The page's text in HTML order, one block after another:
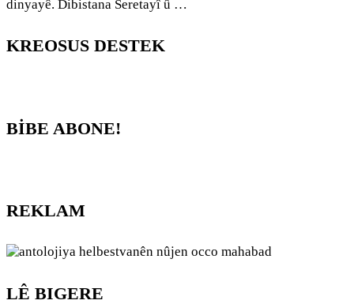
dinyayê. Dibistana Seretayî û …
KREOSUS DESTEK
BİBE ABONE!
REKLAM
LÊ BIGERE